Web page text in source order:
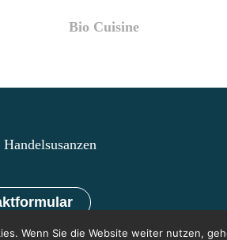
Bio Cuisine
Wenn Sie die Website weiter nutzen,